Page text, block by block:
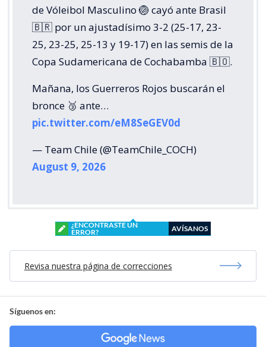
de Vóleibol Masculino 🏐 cayó ante Brasil
🇧🇷 por un ajustadísimo 3-2 (25-17, 23-
25, 23-25, 25-13 y 19-17) en las semis de la
Copa Sudamericana de Cochabamba 🇧🇴.
Mañana, los Guerreros Rojos buscarán el
bronce 🥉 ante…
pic.twitter.com/eM8SeGEV0d
— Team Chile (@TeamChile_COCH)
August 9, 2026
¿ENCONTRASTE UN
ERROR?
AVÍSANOS
Revisa nuestra página de correcciones
Síguenos en: